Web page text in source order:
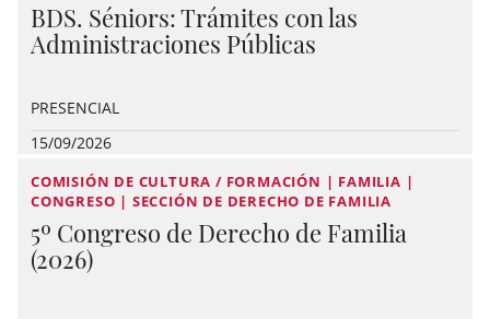
BDS. Séniors: Trámites con las
Administraciones Públicas
PRESENCIAL
15/09/2026
COMISIÓN DE CULTURA / FORMACIÓN | FAMILIA |
CONGRESO | SECCIÓN DE DERECHO DE FAMILIA
5º Congreso de Derecho de Familia
(2026)